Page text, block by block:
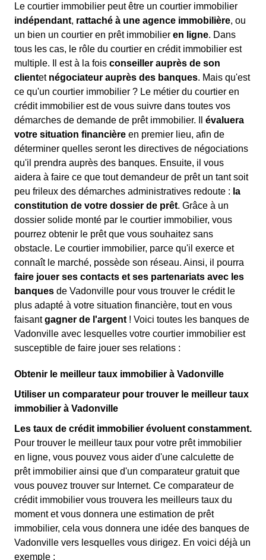
Le courtier immobilier peut être un courtier immobilier
indépendant, rattaché à une agence immobilière, ou
un bien un courtier en prêt immobilier en ligne. Dans
tous les cas, le rôle du courtier en crédit immobilier est
multiple. Il est à la fois conseiller auprès de son
clientet négociateur auprès des banques. Mais qu'est
ce qu'un courtier immobilier ? Le métier du courtier en
crédit immobilier est de vous suivre dans toutes vos
démarches de demande de prêt immobilier. Il évaluera
votre situation financière en premier lieu, afin de
déterminer quelles seront les directives de négociations
qu'il prendra auprès des banques. Ensuite, il vous
aidera à faire ce que tout demandeur de prêt un tant soit
peu frileux des démarches administratives redoute : la
constitution de votre dossier de prêt. Grâce à un
dossier solide monté par le courtier immobilier, vous
pourrez obtenir le prêt que vous souhaitez sans
obstacle. Le courtier immobilier, parce qu'il exerce et
connaît le marché, possède son réseau. Ainsi, il pourra
faire jouer ses contacts et ses partenariats avec les
banques de Vadonville pour vous trouver le crédit le
plus adapté à votre situation financière, tout en vous
faisantgagner de l'argent ! Voici toutes les banques de
Vadonville avec lesquelles votre courtier immobilier est
susceptible de faire jouer ses relations :
Obtenir le meilleur taux immobilier à Vadonville
Utiliser un comparateur pour trouver le meilleur taux
immobilier à Vadonville
Les taux de crédit immobilier évoluent constamment.
Pour trouver le meilleur taux pour votre prêt immobilier
en ligne, vous pouvez vous aider d'une calculette de
prêt immobilier ainsi que d'un comparateur gratuit que
vous pouvez trouver sur Internet. Ce comparateur de
crédit immobilier vous trouvera les meilleurs taux du
moment et vous donnera une estimation de prêt
immobilier, cela vous donnera une idée des banques de
Vadonville vers lesquelles vous dirigez. En voici déjà un
exemple :